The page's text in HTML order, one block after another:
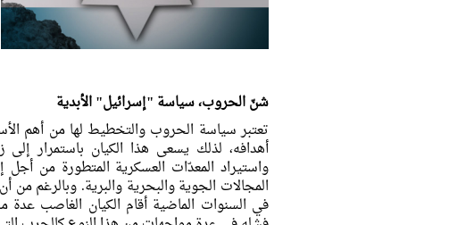
شنّ الحروب، سياسة "إسرائيل" الأبدية
تعتبر سياسة الحروب والتخطيط لها من أهم
أهدافه، لذلك يسعى هذا الكيان باستمرار
واستيراد المعدّات العسكرية المتطورة من
المجالات الجوية والبحرية والبرية. وبالرغم
في السنوات الماضية أقام الكيان الغاصب